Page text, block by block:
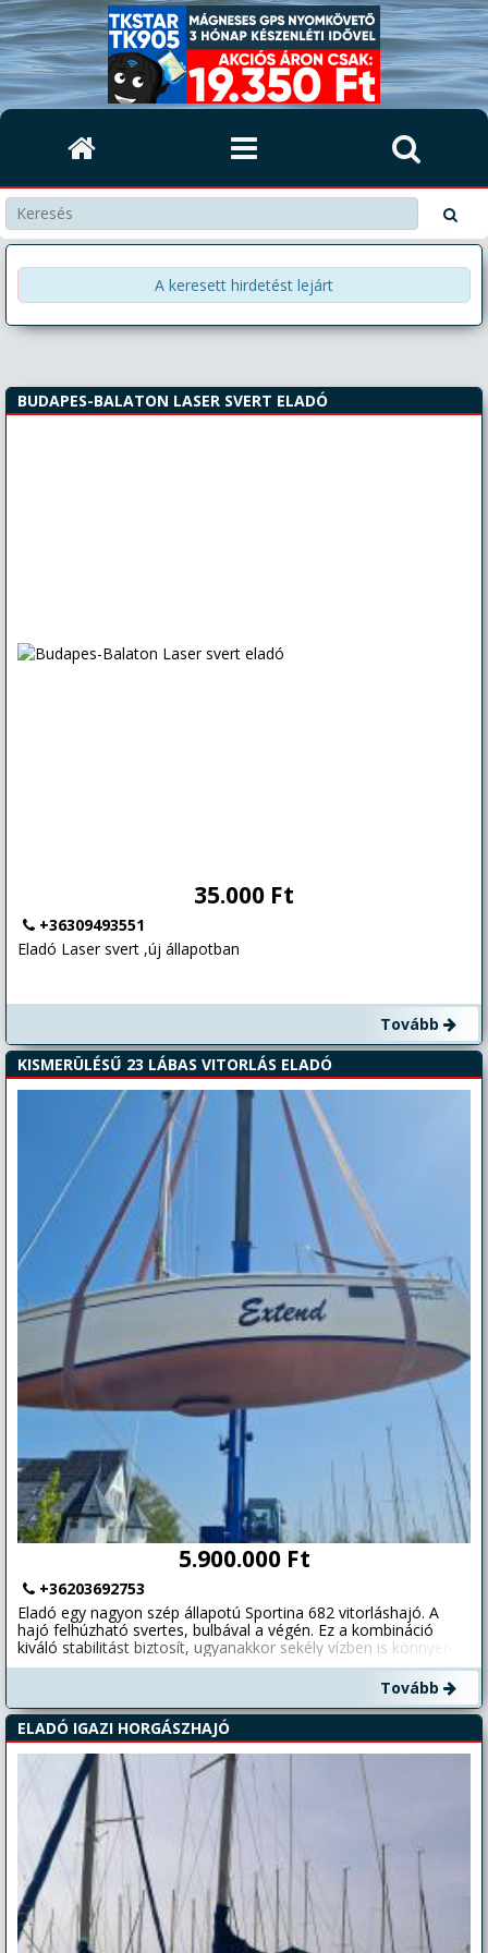
A keresett hirdetést lejárt
BUDAPES-BALATON LASER SVERT ELADÓ
35.000 Ft
+36309493551
Eladó Laser svert ,új állapotban
Tovább
KISMERÜLÉSŰ 23 LÁBAS VITORLÁS ELADÓ
5.900.000 Ft
+36203692753
Eladó egy nagyon szép állapotú Sportina 682 vitorláshajó. A
hajó felhúzható svertes, bulbával a végén. Ez a kombináció
kiváló stabilitást biztosít, ugyanakkor sekély vízben is könnyen
használható. Felhúzott sverttel a merülése 35 cm! Ha szeretne
még idén a rekord alacsony vízállás mellett vitorlázni, itt a
lehetőség! Felszereltség: • Teljes vitorlázat, kötélzet (grósz, 2 db
fock) • Magasított versenyárbóc • 6 LE-s négyütemű külmotor •
Téli takaróponyva A hajó jelenleg Balatonberényben, a
kikötőben tekinthető meg. Érdeklődni privát üzenetben vagy
telefonon: +36-20-369-2753 vagy +36-30-819-4265
Tovább
ELADÓ IGAZI HORGÁSZHAJÓ